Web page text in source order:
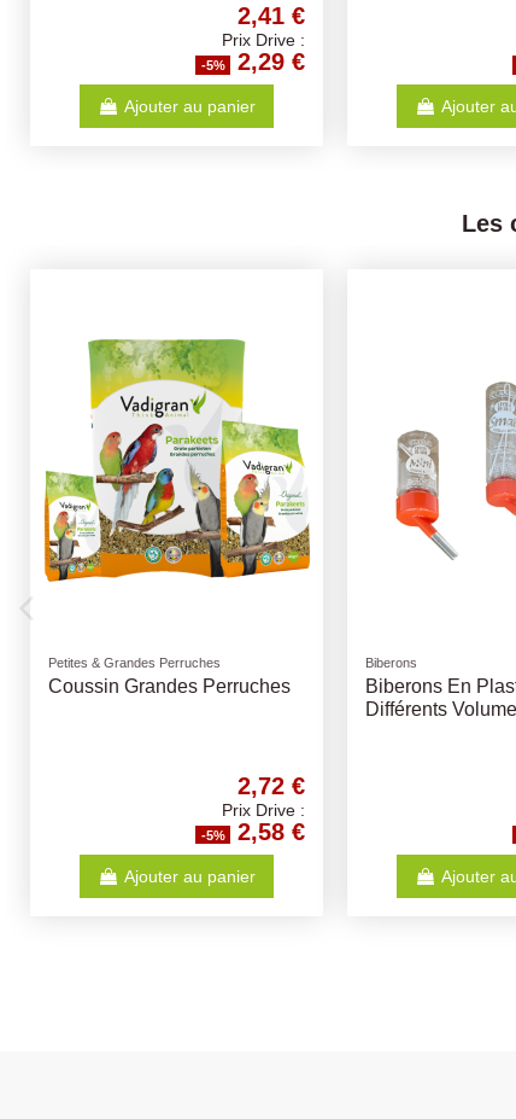
2,41 €
Prix Drive :
-5% 2,29 €
Ajouter au panier Ajouter
Les
Friandises
Crock Complète 50Gr -
2,52 €
Prix Drive :
-5% 2,39 €
Ajouter au panier
Alimentations
Alimentation
Manege Flox
Ajouter